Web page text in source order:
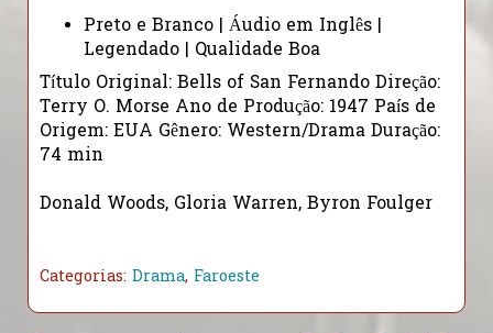
Preto e Branco | Áudio em Inglês |
Legendado | Qualidade Boa
Título Original: Bells of San Fernando Direção:
Terry O. Morse Ano de Produção: 1947 País de
Origem: EUA Gênero: Western/Drama Duração:
74 min
Donald Woods, Gloria Warren, Byron Foulger
Categorias: Drama, Faroeste